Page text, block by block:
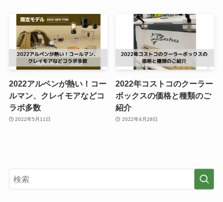
2022アルペンが熱い！コー
ルマン、クレイモアなどコ
ラボ多数
2022年5月11日
2022年コストコのクーラー
ボックスの価格と種類のご
紹介
2022年4月28日